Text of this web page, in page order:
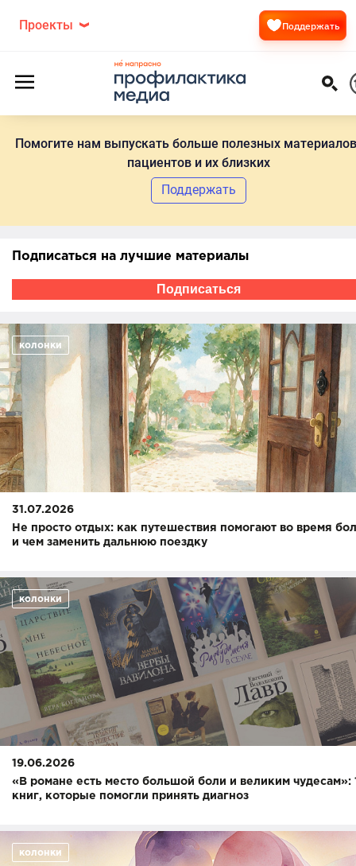
Помогите нам выпускать больше полезных
пациентов и их близких
Поддержать
Проекты Поддержать
Подписаться на лучшие материалы
Подписаться
колонки
31.07.2026
Не просто отдых: как путешествия помогают во время
и чем заменить дальнюю поездку
колонки
19.06.2026
«В романе есть место большой боли и великим чудесам»:
книг, которые помогли принять диагноз
колонки